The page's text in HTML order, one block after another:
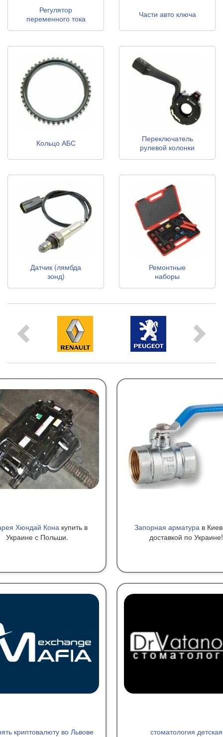
Регулятор
переменного тока
Части авто ключа
Кольцо АБС
Переключатель
рулевой колонки
Датчик (лямбда
зонд)
Ремонтные
наборы
Хюндай Кона купить в
Украине с Польши.
Запорная арматура в
доставкой по Украине!
криптовалюту во Львове стоматология детская